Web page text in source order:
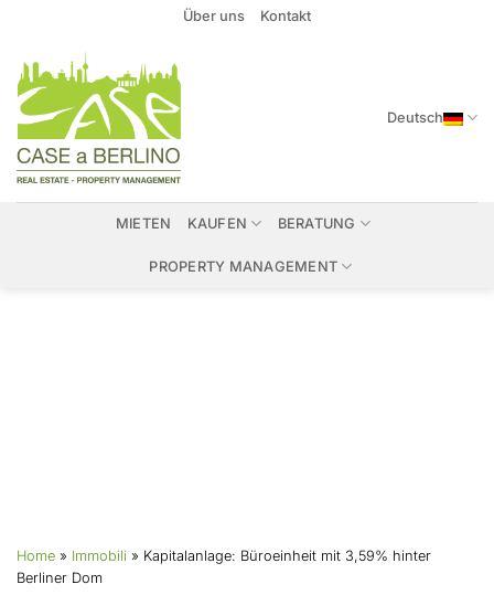
springen
Über uns Kontakt
Deutsch
MIETEN KAUFEN BERATUNG
PROPERTY MANAGEMENT
Home » Immobili » Kapitalanlage: Büroeinheit mit 3,59% hinter
Berliner Dom